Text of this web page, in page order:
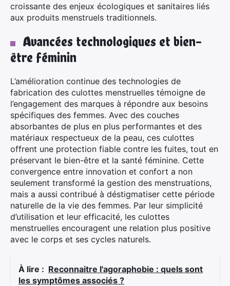
croissante des enjeux écologiques et sanitaires liés
aux produits menstruels traditionnels.
Avancées technologiques et bien-
être féminin
L’amélioration continue des technologies de
fabrication des culottes menstruelles témoigne de
l’engagement des marques à répondre aux besoins
spécifiques des femmes. Avec des couches
absorbantes de plus en plus performantes et des
matériaux respectueux de la peau, ces culottes
offrent une protection fiable contre les fuites, tout en
préservant le bien-être et la santé féminine. Cette
convergence entre innovation et confort a non
seulement transformé la gestion des menstruations,
mais a aussi contribué à déstigmatiser cette période
naturelle de la vie des femmes. Par leur simplicité
d’utilisation et leur efficacité, les culottes
menstruelles encouragent une relation plus positive
avec le corps et ses cycles naturels.
À lire : Reconnaitre l'agoraphobie : quels sont
les symptômes associés ?